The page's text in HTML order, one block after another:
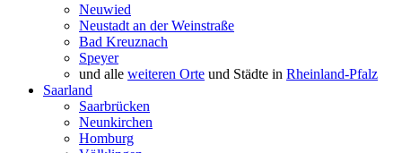
Neuwied
Neustadt an der Weinstraße
Bad Kreuznach
Speyer
und alle weiteren Orte und Städte in Rheinland-Pfalz
Saarland
Saarbrücken
Neunkirchen
Homburg